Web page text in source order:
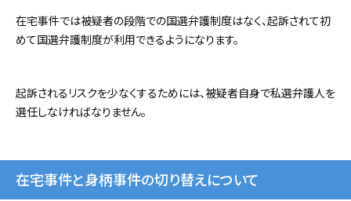
在宅事件では被疑者の段階での国選弁護制度はなく、起訴されて初
めて国選弁護制度が利用できるようになります。
起訴されるリスクを少なくするためには、被疑者自身で私選弁護人を
選任しなければなりません。
在宅事件と身柄事件の切り替えについて